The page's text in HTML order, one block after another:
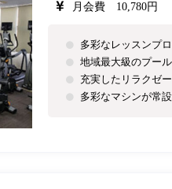
月会費 10,780円
多彩なレッスンプ
地域最大級のプール
充実したリラクゼ
多彩なマシンが常設